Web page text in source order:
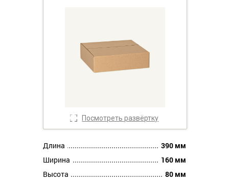
Посмотреть развёртку
Длина
390 мм
Ширина
160 мм
Высота
80 мм